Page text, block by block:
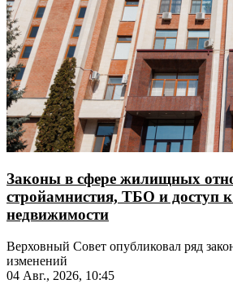
Законы в сфере жилищных
стройамнистия, ТБО и доступ к
недвижимости
Верховный Совет опубликовал ряд
изменений
04 Авг., 2026, 10:45